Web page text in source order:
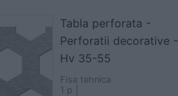
Tabla perforata -
Perforatii decorative -
Hv 35-55
Fisa tehnica
1 p |